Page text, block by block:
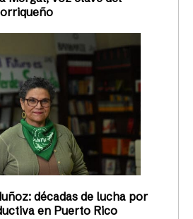
décadas de lucha por
en Puerto Rico